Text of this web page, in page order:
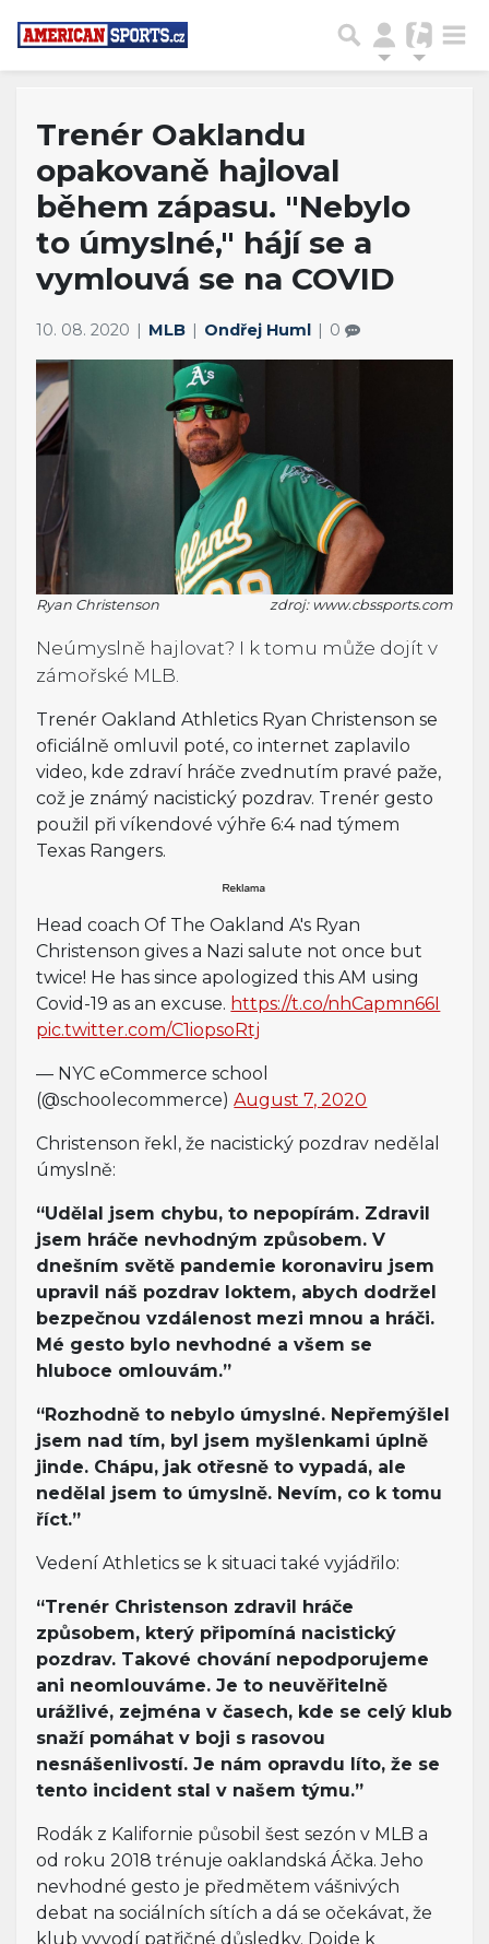
Trenér Oaklandu
opakovaně hajloval
během zápasu. "Nebylo
to úmyslné," hájí se a
vymlouvá se na COVID
10. 08. 2020 MLB Ondřej Huml 0
Ryan Christenson zdroj: www.cbssports.com
Neúmyslně hajlovat? I k tomu může dojít v
zámořské MLB.
Trenér Oakland Athletics Ryan Christenson se
oficiálně omluvil poté, co internet zaplavilo
video, kde zdraví hráče zvednutím pravé paže,
což je známý nacistický pozdrav. Trenér gesto
použil při víkendové výhře 6:4 nad týmem
Texas Rangers.
Head coach Of The Oakland A's Ryan
Christenson gives a Nazi salute not once but
twice! He has since apologized this AM using
Covid-19 as an excuse. https://t.co/nhCapmn66I
pic.twitter.com/C1iopsoRtj
— NYC eCommerce school
(@schoolecommerce)August 7, 2020
Christenson řekl, že nacistický pozdrav nedělal
úmyslně:
“Udělal jsem chybu, to nepopírám. Zdravil
jsem hráče nevhodným způsobem. V
dnešním světě pandemie koronaviru jsem
upravil náš pozdrav loktem, abych dodržel
bezpečnou vzdálenost mezi mnou a hráči.
Mé gesto bylo nevhodné a všem se
hluboce omlouvám.”
“Rozhodně to nebylo úmyslné. Nepřemýšlel
jsem nad tím, byl jsem myšlenkami úplně
jinde. Chápu, jak otřesně to vypadá, ale
nedělal jsem to úmyslně. Nevím, co k tomu
říct.”
Vedení Athletics se k situaci také vyjádřilo:
“Trenér Christenson zdravil hráče
způsobem, který připomíná nacistický
pozdrav. Takové chování nepodporujeme
ani neomlouváme. Je to neuvěřitelně
urážlivé, zejména v časech, kde se celý klub
snaží pomáhat v boji s rasovou
nesnášenlivostí. Je nám opravdu líto, že se
tento incident stal v našem týmu.”
Rodák z Kalifornie působil šest sezón v MLB a
od roku 2018 trénuje oaklandská Áčka. Jeho
nevhodné gesto je předmětem vášnivých
debat na sociálních sítích a dá se očekávat, že
klub vyvodí patřičné důsledky. Dojde k